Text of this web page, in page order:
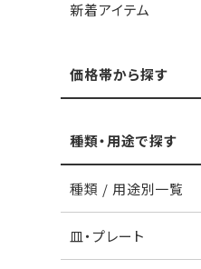
新着アイテム
価格帯から探す
種類・用途で探す
種類 / 用途別一覧
皿・プレート